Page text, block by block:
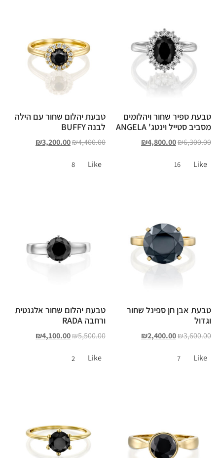
טבעת ספיר שחור ויהלומים
מסביב סטייל וינטג' ANGELA
₪6,300.00
₪4,800.00
Like
16
טבעת יהלום שחור עם הילה
לבנה BUFFY
₪4,400.00
₪3,200.00
Like
8
טבעת אבן חן ספינל שחור
וגדול
₪3,600.00
₪2,400.00
Like
7
טבעת יהלום שחור אלגנטית
ורחבה RADA
₪5,500.00
₪4,100.00
Like
2